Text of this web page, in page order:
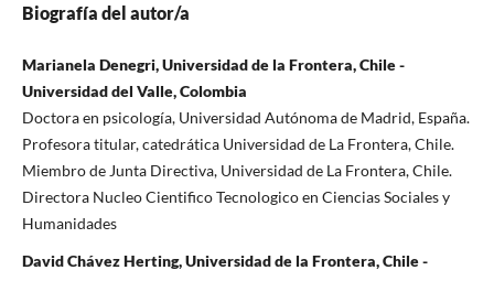
Biografía del autor/a
Marianela Denegri, Universidad de la Frontera, Chile -
Universidad del Valle, Colombia
Doctora en psicología, Universidad Autónoma de Madrid, España.
Profesora titular, catedrática Universidad de La Frontera, Chile.
Miembro de Junta Directiva, Universidad de La Frontera, Chile.
Directora Nucleo Cientifico Tecnologico en Ciencias Sociales y
Humanidades
David Chávez Herting, Universidad de la Frontera, Chile -